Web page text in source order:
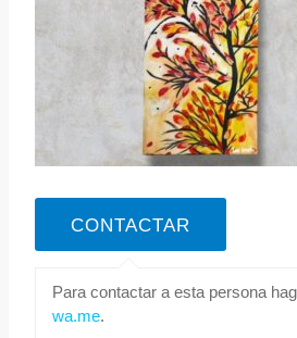
Para contactar a esta persona
wa.me.